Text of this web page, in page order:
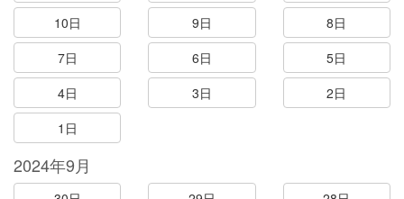
10日
9日
8日
7日
6日
5日
4日
3日
2日
1日
2024年9月